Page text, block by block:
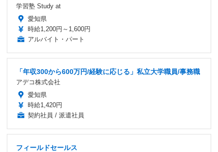
学習塾 Study at
愛知県
時給1,200円～1,600円
アルバイト・パート
「年収300から600万円/経験に応じる」私立大学職員/事務職
アデコ株式会社
愛知県
時給1,420円
契約社員 / 派遣社員
フィールドセールス